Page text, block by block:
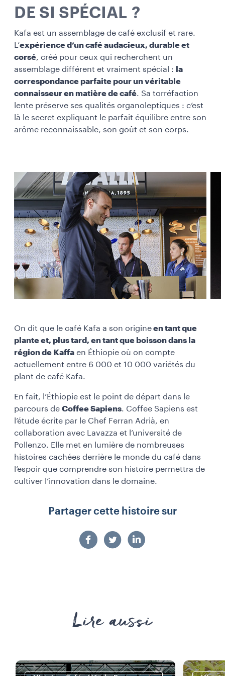
DE SI SPÉCIAL ?
Kafa est un assemblage de café exclusif et rare.
L’expérience d’un café audacieux, durable et
corsé, créé pour ceux qui recherchent un
assemblage différent et vraiment spécial :
la
correspondance parfaite pour un véritable
connaisseur en matière de café. Sa torréfaction
lente préserve ses qualités organoleptiques : c’est
là le secret expliquant le parfait équilibre entre son
arôme reconnaissable, son goût et son corps.
On dit que le café Kafa a son origineen tant que
plante et, plus tard, en tant que boisson dans la
région de Kaffa en Éthiopie où on compte
actuellement entre 6 000 et 10 000 variétés du
plant de café Kafa.
En fait, l’Éthiopie est le point de départ dans le
parcours de Coffee Sapiens. Coffee Sapiens est
l’étude écrite par le Chef Ferran Adrià, en
collaboration avec Lavazza et l’université de
Pollenzo. Elle met en lumière de nombreuses
histoires cachées derrière le monde du café dans
l’espoir que comprendre son histoire permettra de
cultiver l’innovation dans le domaine.
Partager cette histoire sur
Lire aussi